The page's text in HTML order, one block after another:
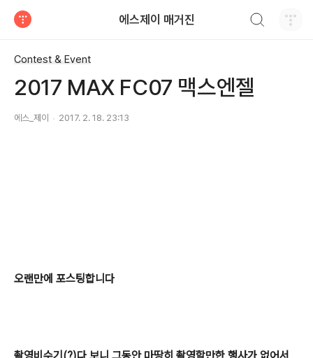
에스제이 매거진
Contest & Event
2017 MAX FC07 맥스엔젤
에스_제이 2017. 2. 18. 23:13
오랜만에 포스팅합니다